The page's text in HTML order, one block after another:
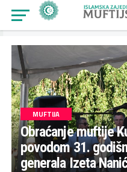
MUFTIJA
Obraćanje muftije
povodom 31.
generala Izeta